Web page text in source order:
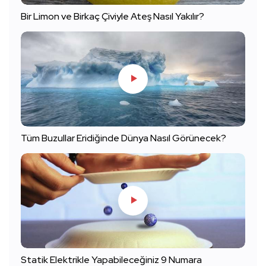
Bir Limon ve Birkaç Çiviyle Ateş Nasıl Yakılır?
Tüm Buzullar Eridiğinde Dünya Nasıl Görünecek?
Statik Elektrikle Yapabileceğiniz 9 Numara